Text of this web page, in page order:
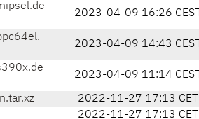
2023-04-09 16:26 CEST
2023-04-09 14:43 CEST
2023-04-09 11:14 CEST
2022-11-27 17:13 CET
2022-11-27 17:13 CET